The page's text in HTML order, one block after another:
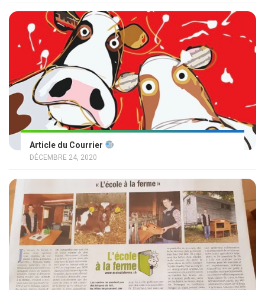
Article du Courrier
DÉCEMBRE 24, 2020